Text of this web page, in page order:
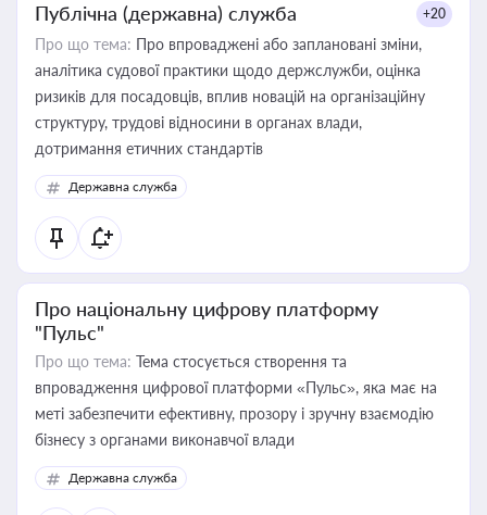
Публічна (державна) служба +20
Про що тема: Про впроваджені або заплановані зміни,
аналітика судової практики щодо держслужби, оцінка
ризиків для посадовців, вплив новацій на організаційну
структуру, трудові відносини в органах влади,
дотримання етичних стандартів
Державна служба
Про національну цифрову платформу
"Пульс"
Про що тема: Тема стосується створення та
впровадження цифрової платформи «Пульс», яка має на
меті забезпечити ефективну, прозору і зручну взаємодію
бізнесу з органами виконавчої влади
Державна служба